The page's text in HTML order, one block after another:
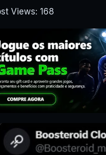
Views: 168